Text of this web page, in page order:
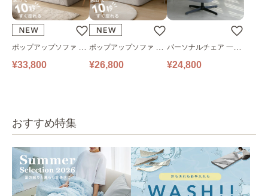
ポップアップソファ ソ
ファ フロアソファ 幅14
¥33,800
ポップアップソファ ソ
ファ フロアソファ 幅10
¥26,800
パーソナルチェア 一人
掛けソファ O’HANA ソ
¥24,800
おすすめ特集